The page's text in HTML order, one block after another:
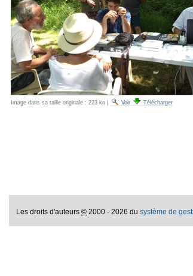
Image dans sa taille originale : 223 ko Voir Télécharger
Les droits d'auteurs© 2000 - 2026 dusystème de